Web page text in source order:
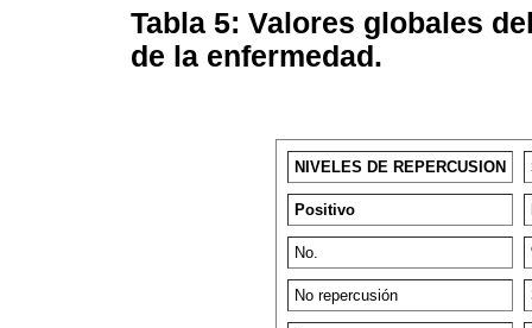
Tabla 5: Valores globales
de la enfermedad.
NIVELES DE REPERCUSION
Positivo
No.
No repercusión